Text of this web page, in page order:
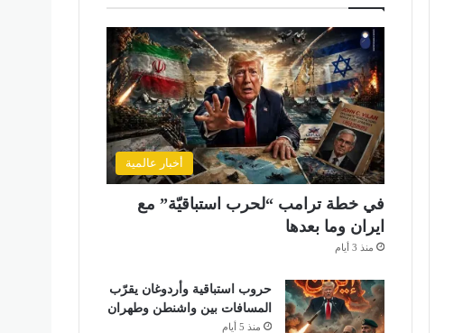
أخبار عالمية
في خطة ترامب “لحرب استباقيّة” مع
ايران وما بعدها
منذ 3 أيام
حروب استباقية وأردوغان يقرّب
المسافات بين واشنطن وطهران
منذ 5 أيام